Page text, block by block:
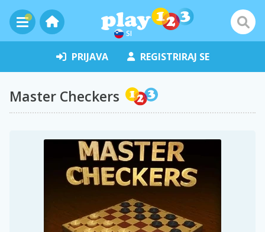
SI
PRIJAVA REGISTRIRAJ SE
Master Checkers